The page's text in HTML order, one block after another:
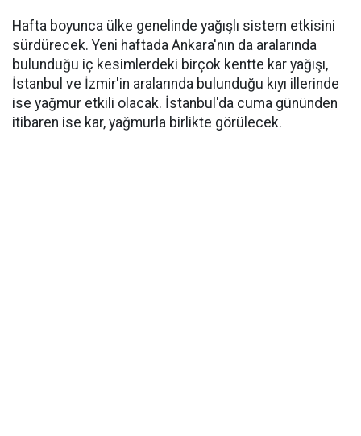
Hafta boyunca ülke genelinde yağışlı sistem etkisini
sürdürecek. Yeni haftada Ankara'nın da aralarında
bulunduğu iç kesimlerdeki birçok kentte kar yağışı,
İstanbul ve İzmir'in aralarında bulunduğu kıyı illerinde
ise yağmur etkili olacak. İstanbul'da cuma gününden
itibaren ise kar, yağmurla birlikte görülecek.